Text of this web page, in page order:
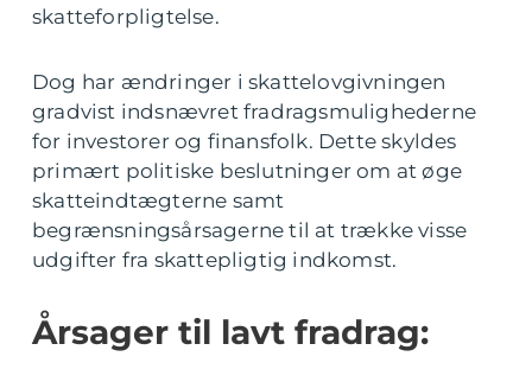
skatteforpligtelse.
Dog har ændringer i skattelovgivningen
gradvist indsnævret fradragsmulighederne
for investorer og finansfolk. Dette skyldes
primært politiske beslutninger om at øge
skatteindtægterne samt
begrænsningsårsagerne til at trække visse
udgifter fra skattepligtig indkomst.
Årsager til lavt fradrag: